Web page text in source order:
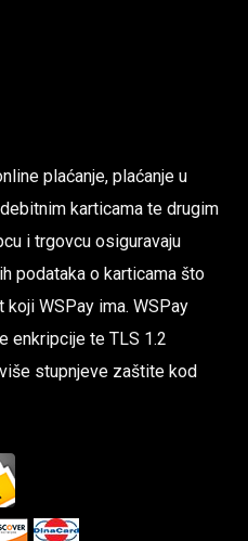
plaćanje, plaćanje u
karticama te drugim
i trgovcu osiguravaju
podataka o karticama što
WSPay ima. WSPay
enkripcije te TLS 1.2
stupnjeve zaštite kod